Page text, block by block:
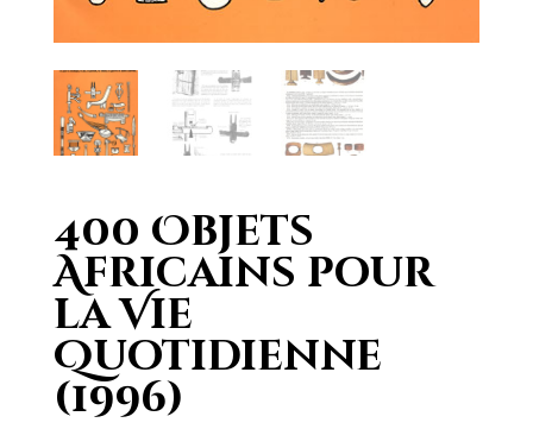
400 Objets
Africains pour
la Vie
Quotidienne
(1996)